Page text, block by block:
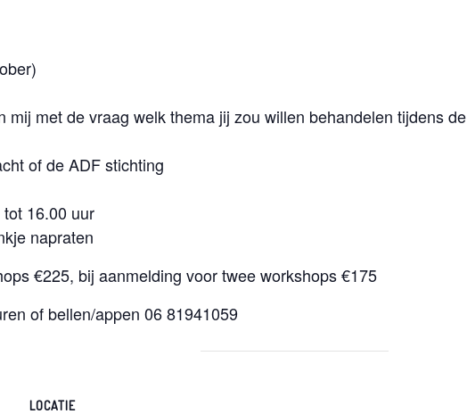
met de vraag welk thema jij zou willen behandelen tijdens de
of de ADF stichting
16.00 uur
napraten
€225, bij aanmelding voor twee workshops €175
of bellen/appen 06 81941059
LOCATIE